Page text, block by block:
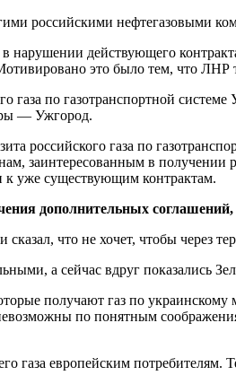
российскими нефтегазовыми
действующего
это было тем, что ЛНР
газа по газотранспортной
— Ужгород.
российского газа по
заинтересованным в получении
к уже существующим контрактам.
дополнительных
что не хочет, чтобы через
а сейчас вдруг показались
получают газ по
по понятным
газа европейским